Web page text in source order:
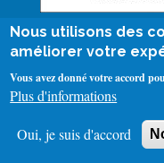
Menu
Nous utilisons des
améliorer votre
Vous avez donné votre accord
Plus d'informations
Oui, je suis d'accord